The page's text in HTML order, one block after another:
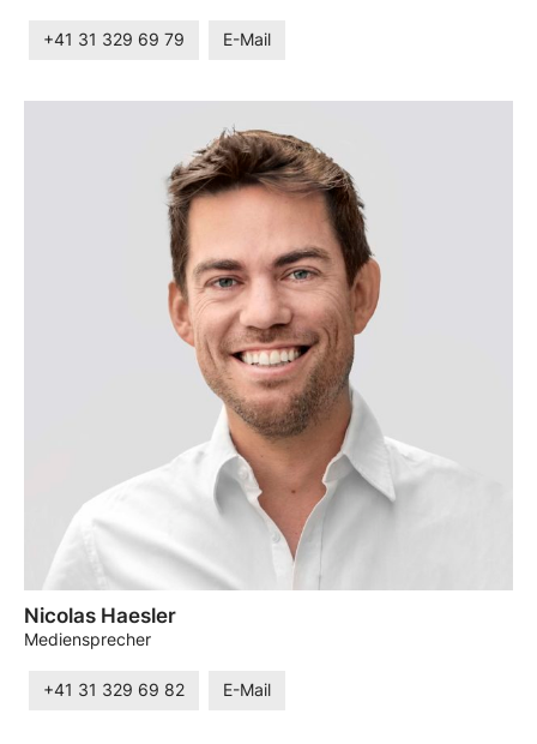
+41 31 329 69 79 E-Mail
Nicolas Haesler
Mediensprecher
+41 31 329 69 82 E-Mail